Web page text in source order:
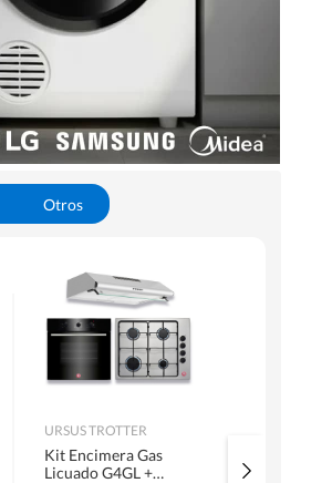
Otros
URSUS TROTTER
Kit Encimera Gas
Licuado G4GL +